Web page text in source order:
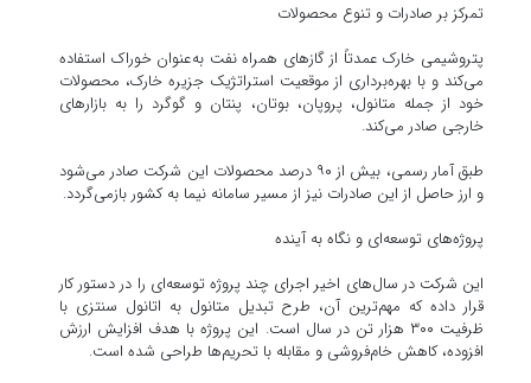
تمرکز بر صادرات و تنوع محصولات
پتروشیمی خارک عمدتاً از گازهای همراه نفت به‌عنوان خوراک استفاده
می‌کند و با بهره‌برداری از موقعیت استراتژیک جزیره خارک، محصولات
خود از جمله متانول، پروپان، بوتان، پنتان و گوگرد را به بازارهای
خارجی صادر می‌کند.
طبق آمار رسمی، بیش از ۹۰ درصد محصولات این شرکت صادر می‌شود
و ارز حاصل از این صادرات نیز از مسیر سامانه نیما به کشور بازمی‌گردد.
پروژه‌های توسعه‌ای و نگاه به آینده
این شرکت در سال‌های اخیر اجرای چند پروژه توسعه‌ای را در دستور کار
قرار داده که مهم‌ترین آن، طرح تبدیل متانول به اتانول سنتزی با
ظرفیت ۳۰۰ هزار تن در سال است. این پروژه با هدف افزایش ارزش
افزوده، کاهش خام‌فروشی و مقابله با تحریم‌ها طراحی شده است.